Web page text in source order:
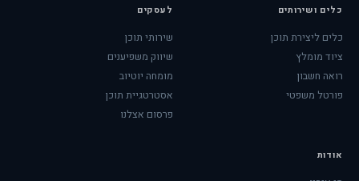
כלים ושירותים
כלים ליצירת תוכן
ציוד מומלץ
רואה חשבון
פורטל משפטי
לעסקים
שירותי תוכן
שיווק משפיענים
מומחה יוטיוב
אסטרטגיית תוכן
פרסום אצלנו
אודות